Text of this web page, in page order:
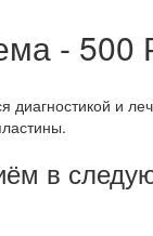
- 500
диагностикой и
в